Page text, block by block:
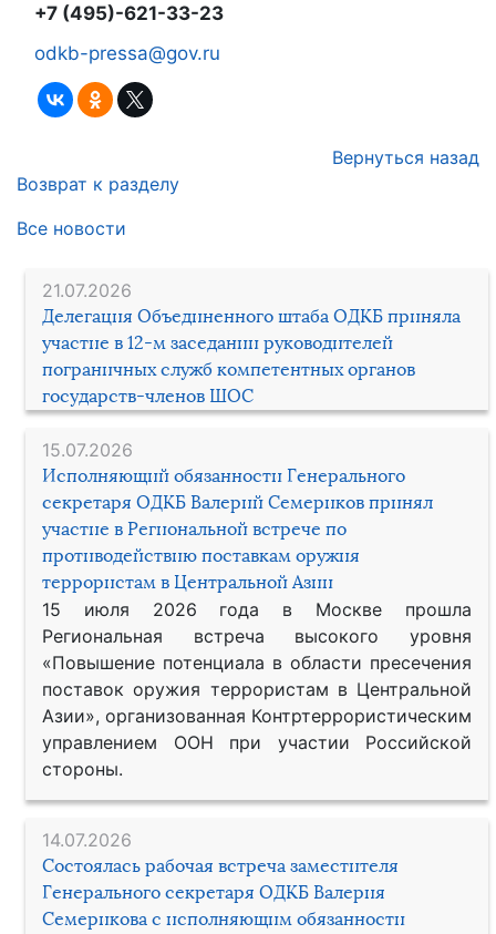
21.07.2026
Делегация Объединенного штаба ОДКБ приняла
участие в 12-м заседании руководителей
пограничных служб компетентных органов
государств-членов ШОС
15.07.2026
Исполняющий обязанности Генерального
секретаря ОДКБ Валерий Семериков принял
участие в Региональной встрече по
противодействию поставкам оружия
террористам в Центральной Азии
15 июля 2026 года в Москве прошла
Региональная встреча высокого уровня
«Повышение потенциала в области пресечения
поставок оружия террористам в Центральной
Азии», организованная Контртеррористическим
управлением ООН при участии Российской
стороны.
14.07.2026
Состоялась рабочая встреча заместителя
Генерального секретаря ОДКБ Валерия
Семерикова с исполняющим обязанности
+7 (495)-621-33-23
odkb-pressa@gov.ru
Вернуться назад
Возврат к разделу
Все новости